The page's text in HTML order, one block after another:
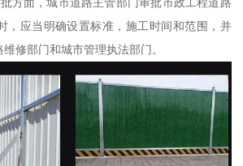
，应当明确设置标准，施工时间和范围，并
修部门和城市管理执法部门。